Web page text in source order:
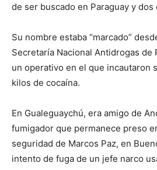
de ser buscado en Paraguay y dos
Su nombre estaba “marcado”
Secretaría Nacional Antidrogas de
un operativo en el que incautaron
kilos de cocaína.
En Gualeguaychú, era amigo de
fumigador que permanece preso
seguridad de Marcos Paz, en
intento de fuga de un jefe narco